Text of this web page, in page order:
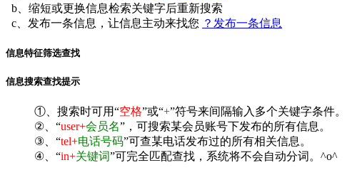
b、缩短或更换信息检索关键字后重新搜索
c、发布一条信息，让信息主动来找您 ？发布一条信息
信息特征筛选查找
信息搜索查找提示
①、搜索时可用“空格”或“+”符号来间隔输入多个关键字条件。
②、“user+会员名”，可搜索某会员账号下发布的所有信息。
③、“tel+电话号码”可查某电话发布过的所有相关信息。
④、“in+关键词”可完全匹配查找，系统将不会自动分词。^o^